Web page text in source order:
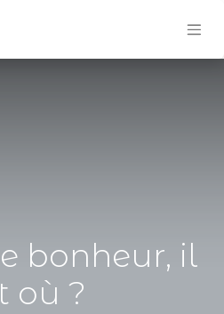
bonheur, il
où ?